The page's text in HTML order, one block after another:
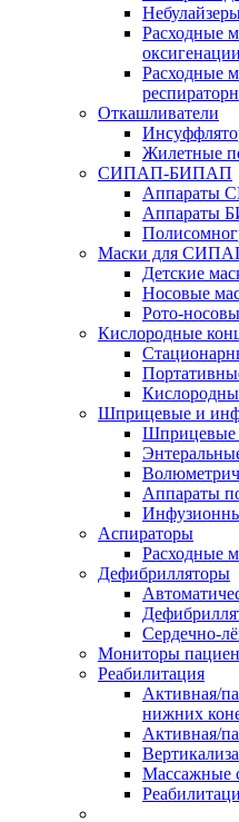
Расходные
оксигенации
Расходные
Откашливатели
Жилетные
CИПАП-БИПАП
Аппараты
Аппараты
Маски для
Детские
Носовые
Рото-
Кислородные
Шприцевые и
Шприцевые
Аппараты
Аспираторы
Расходные
Дефибрилляторы
Сердечно-
Мониторы
Реабилитация
Активная/
нижних
Активная/
Массажные